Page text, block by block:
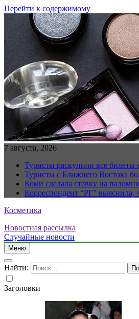
Перейти к содержимому
7 августа, 2026
Туристы раскупили все билеты
Туристы с Ближнего Востока
Коми сделала ставку на
Корреспондент “РГ” выяснила,
Косметика
Новостная рассылка
Случайные новости
Меню
Найти:
Заголовки